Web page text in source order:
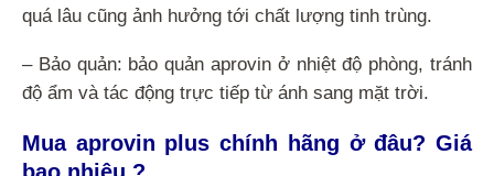
quá lâu cũng ảnh hưởng tới chất lượng tinh trùng.
– Bảo quản: bảo quản aprovin ở nhiệt độ phòng, tránh
độ ẩm và tác động trực tiếp từ ánh sang mặt trời.
Mua aprovin plus chính hãng ở đâu? Giá
bao nhiêu ?